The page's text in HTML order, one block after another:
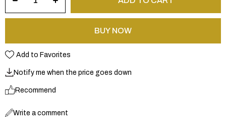
Add to Favorites
Notify me when the price goes down
Recommend
Write a comment